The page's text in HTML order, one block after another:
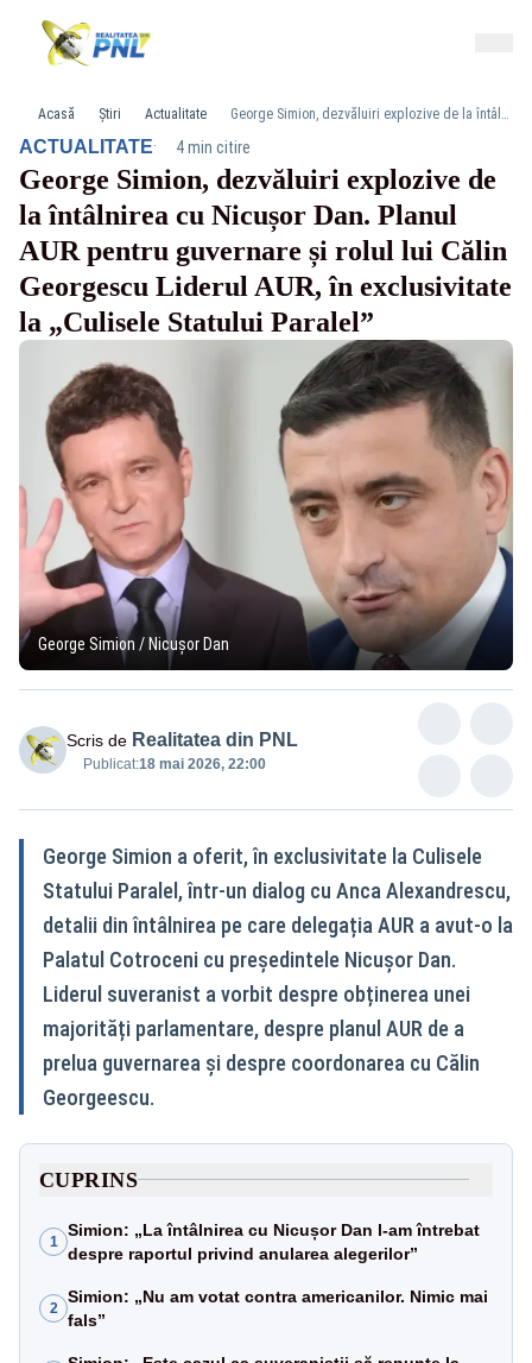
Acasă Știri Actualitate George Simion, dezvăluiri explozive de la întâlnirea cu Nicușor Dan. Planul AUR pentru guvernare și rolul lui Călin Georgescu Liderul AUR, în exclusivitate la „Culisele Statului Paralel”
ACTUALITATE· 4 min citire
George Simion, dezvăluiri explozive de
la întâlnirea cu Nicușor Dan. Planul
AUR pentru guvernare și rolul lui Călin
Georgescu Liderul AUR, în exclusivitate
la „Culisele Statului Paralel”
George Simion / Nicușor Dan
Scris de Realitatea din PNL
Publicat:18 mai 2026, 22:00
George Simion a oferit, în exclusivitate la Culisele
Statului Paralel, într-un dialog cu Anca Alexandrescu,
detalii din întâlnirea pe care delegația AUR a avut-o la
Palatul Cotroceni cu președintele Nicușor Dan.
Liderul suveranist a vorbit despre obținerea unei
majorități parlamentare, despre planul AUR de a
prelua guvernarea și despre coordonarea cu Călin
Georgeescu.
CUPRINS
1
Simion: „La întâlnirea cu Nicușor Dan l-am întrebat
despre raportul privind anularea alegerilor”
2
Simion: „Nu am votat contra americanilor. Nimic mai
fals”